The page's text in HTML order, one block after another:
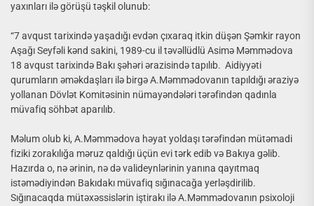
yaxınları ilə görüşü təşkil olunub:
“7 avqust tarixində yaşadığı evdən çıxaraq itkin düşən Şəmkir rayon
Aşağı Seyfəli kənd sakini, 1989-cu il təvəllüdlü Asimə Məmmədova
18 avqust tarixində Bakı şəhəri ərazisində tapılıb. Aidiyyəti
qurumların əməkdaşları ilə birgə A.Məmmədovanın tapıldığı əraziyə
yollanan Dövlət Komitəsinin nümayəndələri tərəfindən qadınla
müvafiq söhbət aparılıb.
Məlum olub ki, A.Məmmədova həyat yoldaşı tərəfindən mütəmadi
fiziki zorakılığa məruz qaldığı üçün evi tərk edib və Bakıya gəlib.
Hazırda o, nə ərinin, nə də valideynlərinin yanına qayıtmaq
istəmədiyindən Bakıdakı müvafiq sığınacağa yerləşdirilib.
Sığınacaqda mütəxəssislərin iştirakı ilə A.Məmmədovanın psixoloji